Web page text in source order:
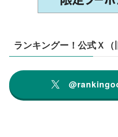
ランキングー！公式Ｘ（